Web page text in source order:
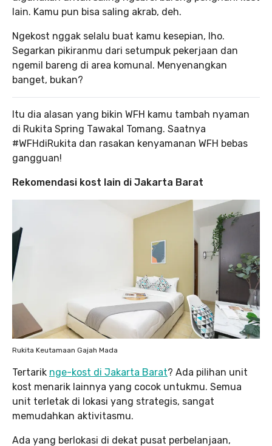
lain. Kamu pun bisa saling akrab, deh.
Ngekost nggak selalu buat kamu kesepian, lho.
Segarkan pikiranmu dari setumpuk pekerjaan dan
ngemil bareng di area komunal. Menyenangkan
banget, bukan?
Itu dia alasan yang bikin WFH kamu tambah nyaman
di Rukita Spring Tawakal Tomang. Saatnya
#WFHdiRukita dan rasakan kenyamanan WFH bebas
gangguan!
Rekomendasi kost lain di Jakarta Barat
Rukita Keutamaan Gajah Mada
Tertarik nge-kost di Jakarta Barat? Ada pilihan unit
kost menarik lainnya yang cocok untukmu. Semua
unit terletak di lokasi yang strategis, sangat
memudahkan aktivitasmu.
Ada yang berlokasi di dekat pusat perbelanjaan,